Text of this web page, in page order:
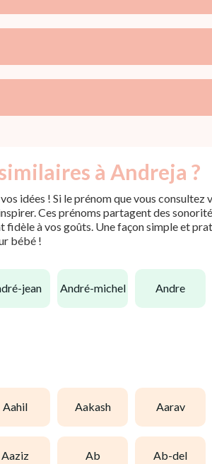
à Andreja ?
idées ! Si le prénom que vous consultez
Ces prénoms partagent des
à vos goûts. Une façon simple et
bébé !
jean andré-michel andre
aahil aakash aarav
aaziz ab ab-del